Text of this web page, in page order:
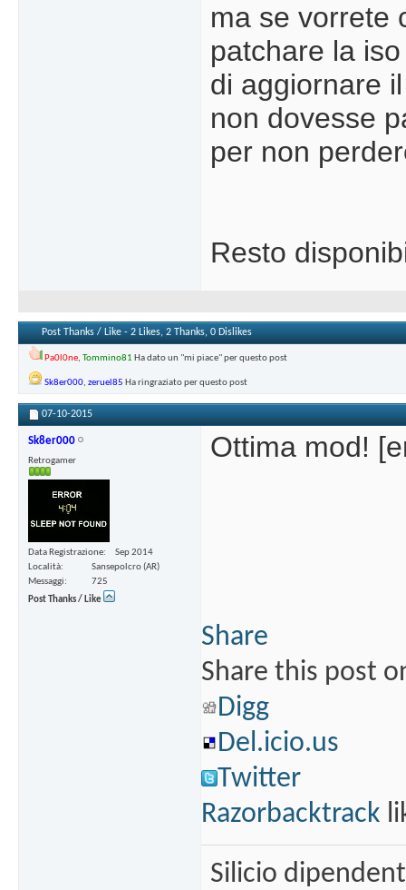
ma se vorrete
patchare la
di aggiornare
non dovesse
per non
Resto
Post Thanks / Like - 2 Likes, 2 Thanks, 0 Dislikes
Pa0l0ne, Tommino81 Ha dato un "mi piace" per questo post
Sk8er000, zeruel85 Ha ringraziato per questo post
07-10-2015
Sk8er000
Retrogamer
Data Registrazione
Sep 2014
Località
Sansepolcro (AR)
Messaggi
725
Post Thanks / Like
Ottima mod!
Share
Share this post
Digg
Del.icio.us
Twitter
Razorbacktrack
Silicio